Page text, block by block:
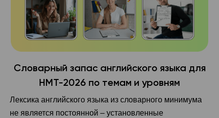
Словарный запас английского языка для
НМТ-2026 по темам и уровням
Лексика английского языка из словарного минимума
не является постоянной – установленные